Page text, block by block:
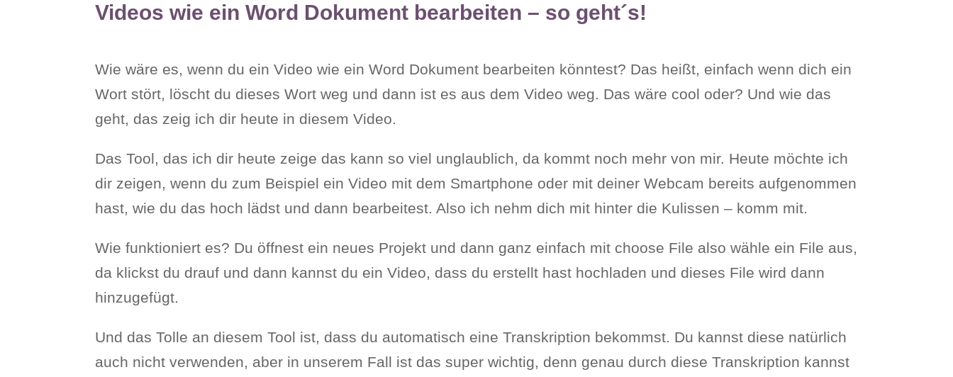
Videos wie ein Word Dokument bearbeiten – so geht´s!
Wie wäre es, wenn du ein Video wie ein Word Dokument bearbeiten könntest? Das heißt, einfach wenn dich ein
Wort stört, löscht du dieses Wort weg und dann ist es aus dem Video weg. Das wäre cool oder? Und wie das
geht, das zeig ich dir heute in diesem Video.
Das Tool, das ich dir heute zeige das kann so viel unglaublich, da kommt noch mehr von mir. Heute möchte ich
dir zeigen, wenn du zum Beispiel ein Video mit dem Smartphone oder mit deiner Webcam bereits aufgenommen
hast, wie du das hoch lädst und dann bearbeitest. Also ich nehm dich mit hinter die Kulissen – komm mit.
Wie funktioniert es? Du öffnest ein neues Projekt und dann ganz einfach mit choose File also wähle ein File aus,
da klickst du drauf und dann kannst du ein Video, dass du erstellt hast hochladen und dieses File wird dann
hinzugefügt.
Und das Tolle an diesem Tool ist, dass du automatisch eine Transkription bekommst. Du kannst diese natürlich
auch nicht verwenden, aber in unserem Fall ist das super wichtig, denn genau durch diese Transkription kannst